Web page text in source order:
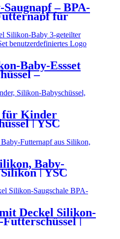
– BPA-
für
Baby-Essset
–
Becher und
für Kinder
| YSC
Baby-
| YSC
Deckel Silikon-
|